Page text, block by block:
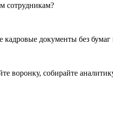
сотрудникам?
кадровые документы без
воронку, собирайте